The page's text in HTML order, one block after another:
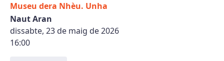
Museu dera Nhèu. Unha
Naut Aran
dissabte, 23 de maig de 2026
16:00